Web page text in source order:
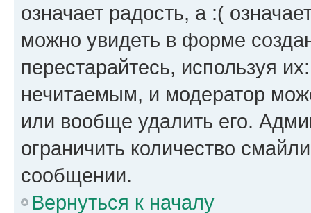
означает радость, а :(
можно увидеть в форме
перестарайтесь, используя
нечитаемым, и модератор
или вообще удалить его.
ограничить количество
сообщении.
Вернуться к началу